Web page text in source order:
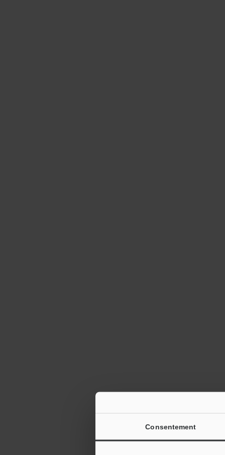
Consentement